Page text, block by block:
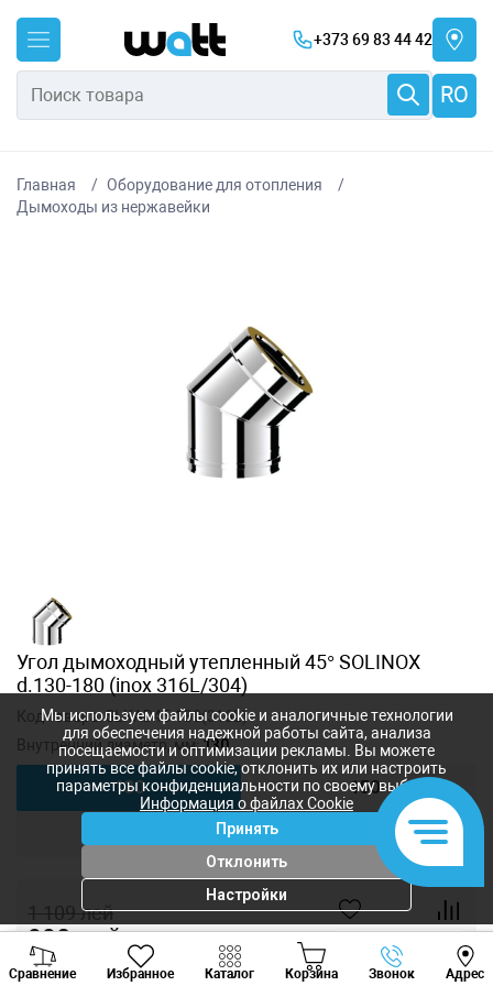
+373 69 83 44 42
RO
Главная
Оборудование для отопления
Дымоходы из нержавейки
Угол дымоходный утепленный 45° SOLINOX
d.130-180 (inox 316L/304)
Код товара:SLXAD45-130(316L)
Внутренний диаметр, мм:130
130 150
1 109лей
990лей
Сравнение Избранное Каталог Корзина Звонок Адрес
Viber Whatsapp
Мы используем файлы cookie и аналогичные технологии
для обеспечения надежной работы сайта, анализа
посещаемости и оптимизации рекламы. Вы можете
принять все файлы cookie, отклонить их или настроить
параметры конфиденциальности по своему выбору.
Информация о файлах Cookie
Принять
Отклонить
Настройки